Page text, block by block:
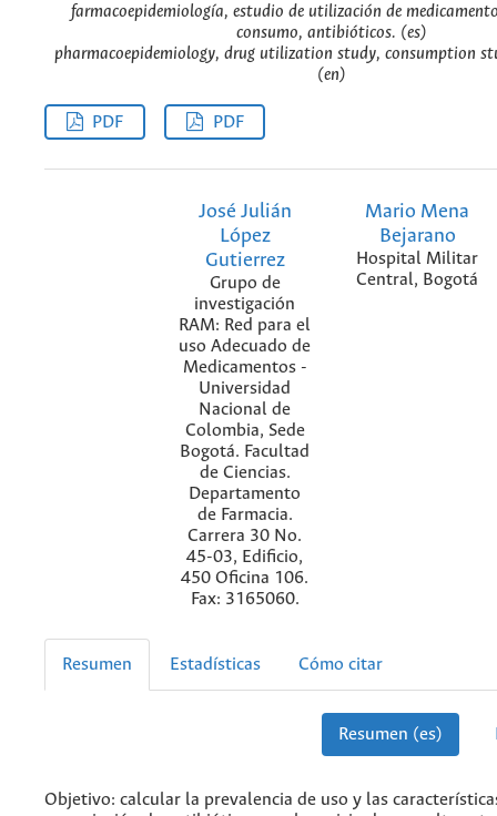
farmacoepidemiología, estudio de utilización de
consumo, antibióticos. (es)
pharmacoepidemiology, drug utilization study, consumption
(en)
PDF PDF
José Julián
López
Gutierrez
Grupo de
investigación
RAM: Red para el
uso Adecuado de
Medicamentos -
Universidad
Nacional de
Colombia, Sede
Bogotá. Facultad
de Ciencias.
Departamento
de Farmacia.
Carrera 30 No.
45-03, Edificio,
450 Oficina 106.
Fax: 3165060.
Mario Mena
Bejarano
Hospital Militar
Central, Bogotá
Resumen Estadísticas Cómo citar
Resumen (es)
Objetivo: calcular la prevalencia de uso y las